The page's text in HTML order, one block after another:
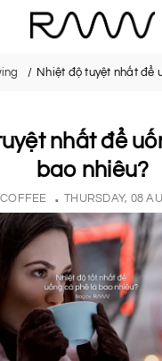
Nhiệt độ tuyệt nhất để
nhất để
bao nhiêu?
THURSDAY, 08